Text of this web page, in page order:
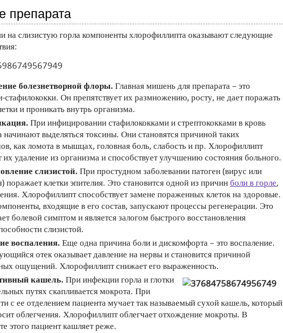
препарата
на слизистую горла компоненты хлорофиллипта оказывают следующие
болезнетворной флоры. Главная мишень для препарата – это
стафилококки. Он препятствует их размножению, росту, не дает поражать
и проникать внутрь организма.
При инфицировании стафилококками и стрептококками в кровь
начинают выделяться токсины. Они становятся причиной таких
как ломота в мышцах, головная боль, слабость и пр. Хлорофиллипт
их удаление из организма и способствует улучшению состояния больного.
слизистой. При простудном заболевании патоген (вирус или
поражает клетки эпителия. Это становится одной из причинболи в горле,
Хлорофиллипт способствует замене пораженных клеток на здоровые.
входящие в его состав, запускают процессы регенерации. Это
болевой симптом и является залогом быстрого восстановления
слизистой.
воспаления. Еще одна причина боли и дискомфорта – это воспаление.
отек оказывает давление на нервы и становится причиной
ощущений. Хлорофиллипт снижает его выраженность.
кашель. При инфекции горла и глотки
путях скапливается мокрота. При
с ее отделением пациента мучает так называемый сухой кашель, который
облегчения. Хлорофиллипт облегчает отхождение мокроты. В
этого пациент кашляет реже.